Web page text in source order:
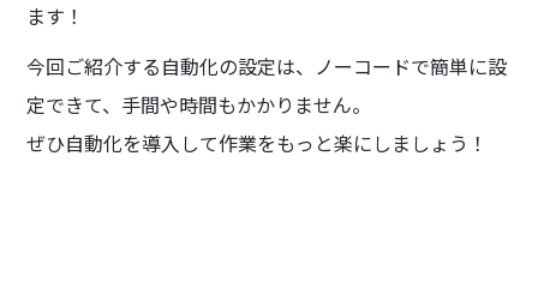
ます！
今回ご紹介する自動化の設定は、ノーコードで簡単に設
定できて、手間や時間もかかりません。
ぜひ自動化を導入して作業をもっと楽にしましょう！